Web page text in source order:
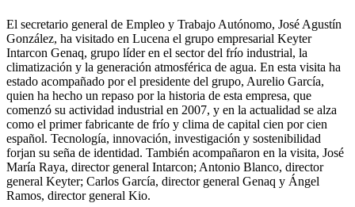
El secretario general de Empleo y Trabajo Autónomo, José Agustín
González, ha visitado en Lucena el grupo empresarial Keyter
Intarcon Genaq, grupo líder en el sector del frío industrial, la
climatización y la generación atmosférica de agua. En esta visita ha
estado acompañado por el presidente del grupo, Aurelio García,
quien ha hecho un repaso por la historia de esta empresa, que
comenzó su actividad industrial en 2007, y en la actualidad se alza
como el primer fabricante de frío y clima de capital cien por cien
español. Tecnología, innovación, investigación y sostenibilidad
forjan su seña de identidad. También acompañaron en la visita, José
María Raya, director general Intarcon; Antonio Blanco, director
general Keyter; Carlos García, director general Genaq y Ángel
Ramos, director general Kio.